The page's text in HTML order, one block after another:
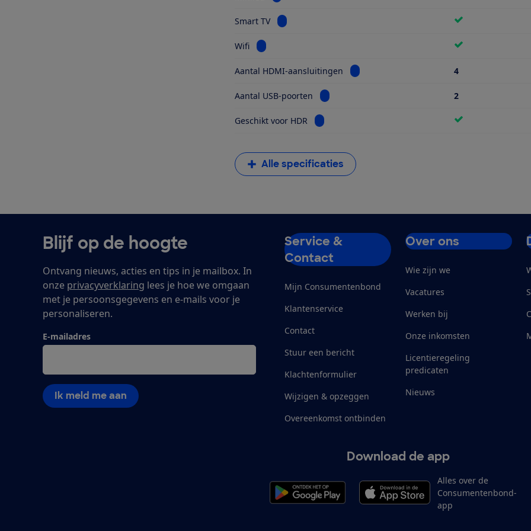
Smart TV Bekijk informatie voor Smart TV
Wifi Bekijk informatie voor Wifi
Aantal HDMI-aansluitingen Bekijk informatie voor Aantal HDMI-
4
Aantal USB-poorten Bekijk informatie voor Aantal USB-poorten
2
Geschikt voor HDR Bekijk informatie voor Geschikt voor HDR
Alle specificaties
Blijf op de hoogte
Ontvang nieuws, acties en tips in je mailbox. In
onze privacyverklaring lees je hoe we omgaan
met je persoonsgegevens en e-mails voor je
personaliseren.
E-mailadres
Ik meld me aan
Service &
Contact
Mijn Consumentenbond
Klantenservice
Contact
Stuur een bericht
Klachtenformulier
Wijzigen & opzeggen
Overeenkomst ontbinden
Over ons
Wie zijn we
Vacatures
Werken bij
Onze inkomsten
Licentieregeling
predicaten
Nieuws
Download de app
Alles over de
Consumentenbond-
app